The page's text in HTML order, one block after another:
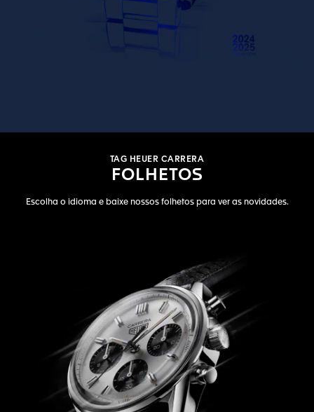
TAG HEUER CARRERA
FOLHETOS
Escolha o idioma e baixe nossos folhetos para ver as novidades.